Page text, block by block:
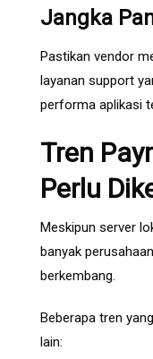
Jangka
Pastikan vendor
layanan support
performa aplikasi
Tren
Perlu
Meskipun server
banyak
berkembang.
Beberapa tren
lain: